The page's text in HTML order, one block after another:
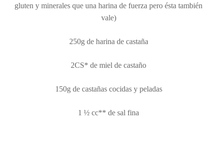
gluten y minerales que una harina de fuerza pero ésta también
vale)
250g de harina de castaña
2CS* de miel de castaño
150g de castañas cocidas y peladas
1 ½ cc** de sal fina